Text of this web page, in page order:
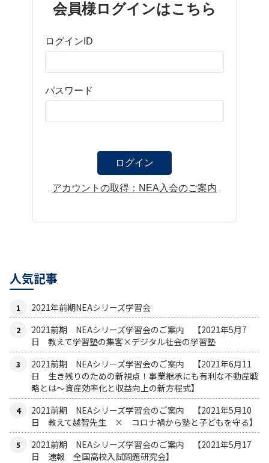
会員様ログインはこちら
ログインID
パスワード
アカウントの取得：NEA入会のご案内
人気記事
2021年前期NEAシリーズ学習会
2021前期 NEAシリーズ学習会のご案内 【2021年5月7
日 教えて学習塾の集客×デジタル社会の学習塾
2021前期 NEAシリーズ学習会のご案内 【2021年6月11
日 生き残りのための新視点！事業継承にも有利な不動産戦
略とは〜資産効率化と収益向上の新方程式】
2021前期 NEAシリーズ学習会のご案内 【2021年5月10
日 教えて越智先生 × コロナ禍から塾と子どもを守る】
2021前期 NEAシリーズ学習会のご案内 【2021年5月17
日 速報 全国高校入試問題研究会】